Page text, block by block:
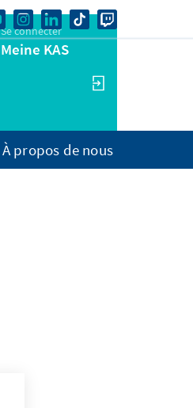
Se connecter
Meine KAS
À propos de nous